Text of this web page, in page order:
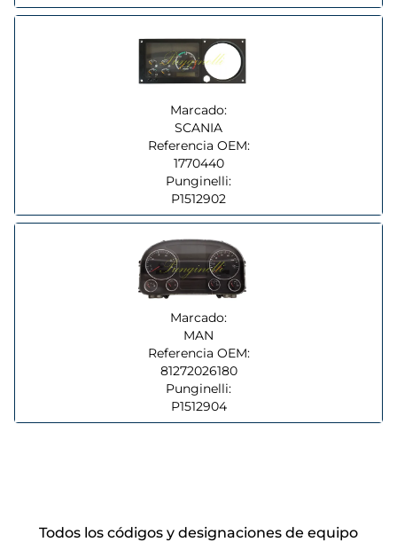
Marcado:
SCANIA
Referencia OEM:
1770440
Punginelli:
P1512902
Marcado:
MAN
Referencia OEM:
81272026180
Punginelli:
P1512904
Todos los códigos y designaciones de equipo